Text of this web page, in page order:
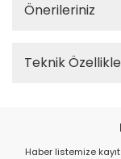
Önerileriniz
Teknik
Haber listemize